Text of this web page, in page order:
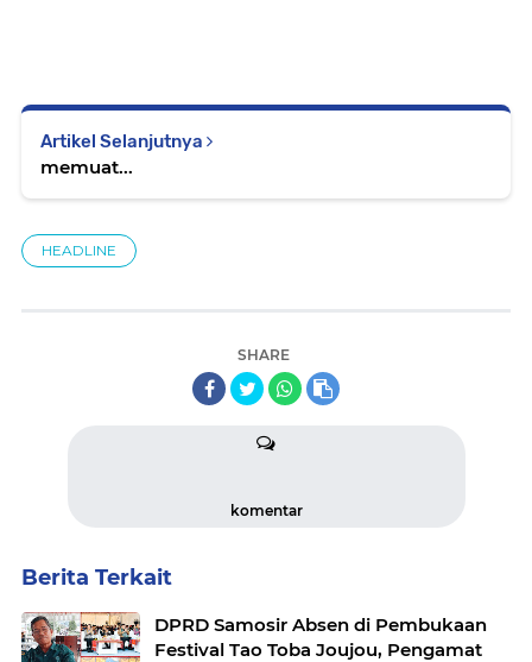
Artikel Selanjutnya
memuat...
HEADLINE
SHARE
komentar
Berita Terkait
DPRD Samosir Absen di Pembukaan
Festival Tao Toba Joujou, Pengamat